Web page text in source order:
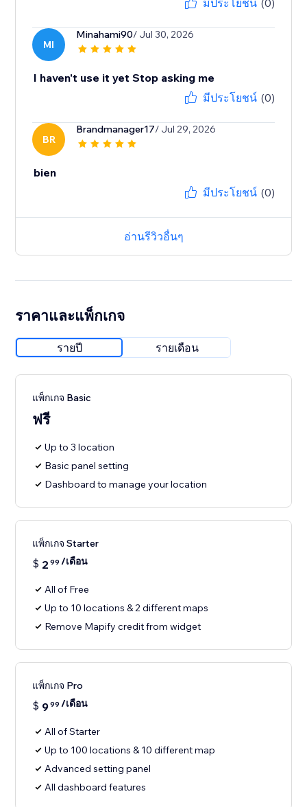
มีประโยชน์ (0)
MI
Minahami90/ Jul 30, 2026
I haven't use it yet Stop asking me
มีประโยชน์ (0)
BR
Brandmanager17/ Jul 29, 2026
bien
มีประโยชน์ (0)
อ่านรีวิวอื่นๆ
ราคาและแพ็กเกจ
รายปี รายเดือน
แพ็กเกจ Basic
ฟรี
Up to 3 location
Basic panel setting
Dashboard to manage your location
แพ็กเกจ Starter
$ 2 99 /เดือน
All of Free
Up to 10 locations & 2 different maps
Remove Mapify credit from widget
แพ็กเกจ Pro
$ 999 /เดือน
All of Starter
Up to 100 locations & 10 different map
Advanced setting panel
All dashboard features